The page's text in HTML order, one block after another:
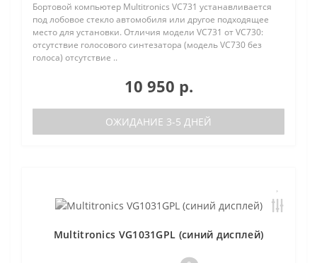
Бортовой компьютер Multitronics VC731 устанавливается
под лобовое стекло автомобиля или другое подходящее
место для установки. Отличия модели VC731 от VC730:
отсутствие голосового синтезатора (модель VC730 без
голоса) отсутствие ..
10 950 р.
ОЖИДАНИЕ 3-5 ДНЕЙ
Multitronics VG1031GPL (синий дисплей)